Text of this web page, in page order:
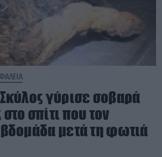
γύρισε σοβαρά
σπίτι που τον
μετά τη φωτιά